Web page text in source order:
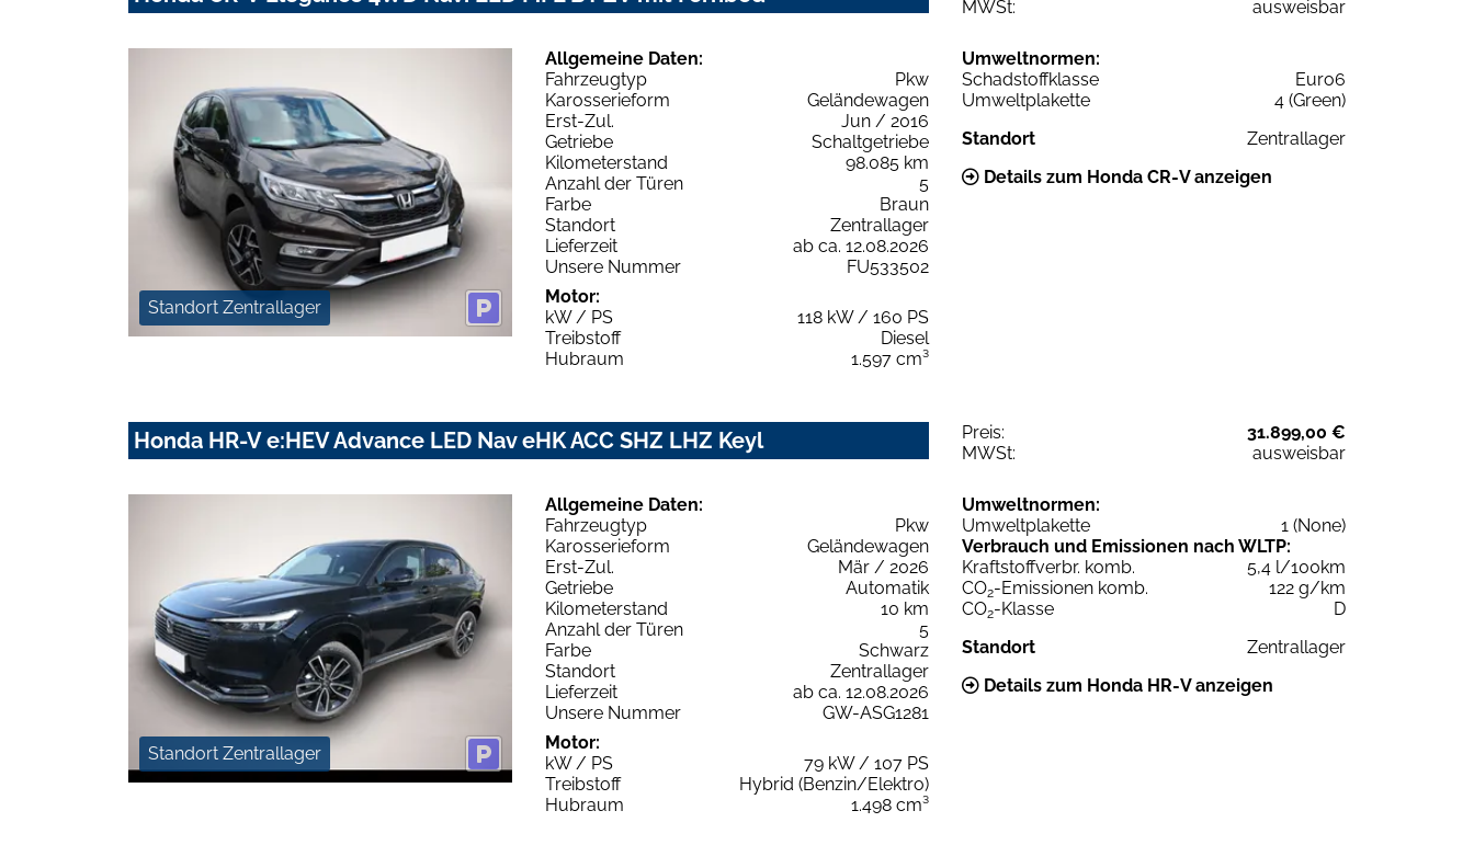
MWSt:
ausweisbar
Standort Zentrallager
Allgemeine Daten:
Fahrzeugtyp
Pkw
Karosserieform
Geländewagen
Erst-Zul.
Jun / 2016
Getriebe
Schaltgetriebe
Kilometerstand
98.085 km
Anzahl der Türen
5
Farbe
Braun
Standort
Zentrallager
Lieferzeit
ab ca. 12.08.2026
Unsere Nummer
FU533502
Motor:
kW / PS
118 kW / 160 PS
Treibstoff
Diesel
Hubraum
1.597 cm³
Umweltnormen:
Schadstoffklasse
Euro6
Umweltplakette
4 (Green)
Standort
Zentrallager
Details zum Honda CR-V anzeigen
Honda HR-V e:HEV Advance LED Nav eHK ACC SHZ LHZ Keyl Preis:
31.899,00 €
MWSt:
ausweisbar
Standort Zentrallager
Allgemeine Daten:
Fahrzeugtyp
Pkw
Karosserieform
Geländewagen
Erst-Zul.
Mär / 2026
Getriebe
Automatik
Kilometerstand
10 km
Anzahl der Türen
5
Farbe
Schwarz
Standort
Zentrallager
Lieferzeit
ab ca. 12.08.2026
Unsere Nummer
GW-ASG1281
Motor:
kW / PS
79 kW / 107 PS
Treibstoff
Hybrid (Benzin/Elektro)
Hubraum
1.498 cm³
Umweltnormen:
Umweltplakette
1 (None)
Verbrauch und Emissionen nach WLTP:
Kraftstoffverbr. komb.
5,4 l/100km
CO2-Emissionen komb.
122 g/km
CO2-Klasse
D
Standort
Zentrallager
Details zum Honda HR-V anzeigen